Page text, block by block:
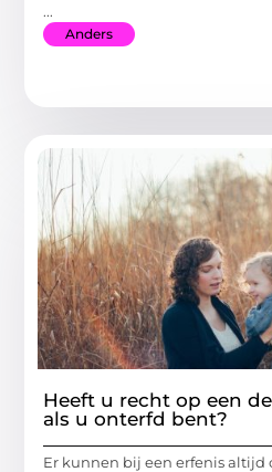
...
Anders
Heeft u recht op een
als u onterfd bent?
Er kunnen bij een erfenis altijd